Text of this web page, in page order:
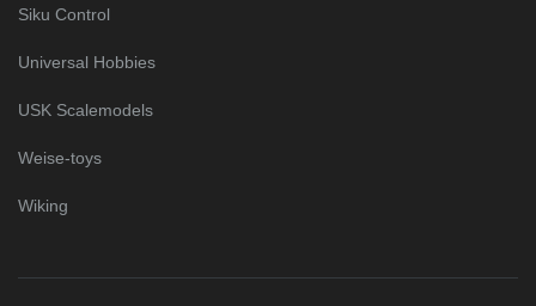
Siku Control
Universal Hobbies
USK Scalemodels
Weise-toys
Wiking